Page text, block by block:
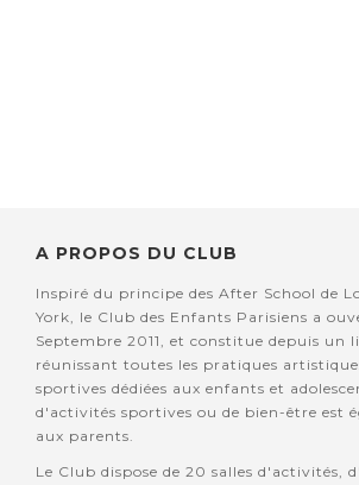
A PROPOS DU CLUB
Inspiré du principe des After School de
York, le Club des Enfants Parisiens a
Septembre 2011, et constitue depuis un
réunissant toutes les pratiques
sportives dédiées aux enfants et
d'activités sportives ou de bien-être est
aux parents.
Le Club dispose de 20 salles d'activités,